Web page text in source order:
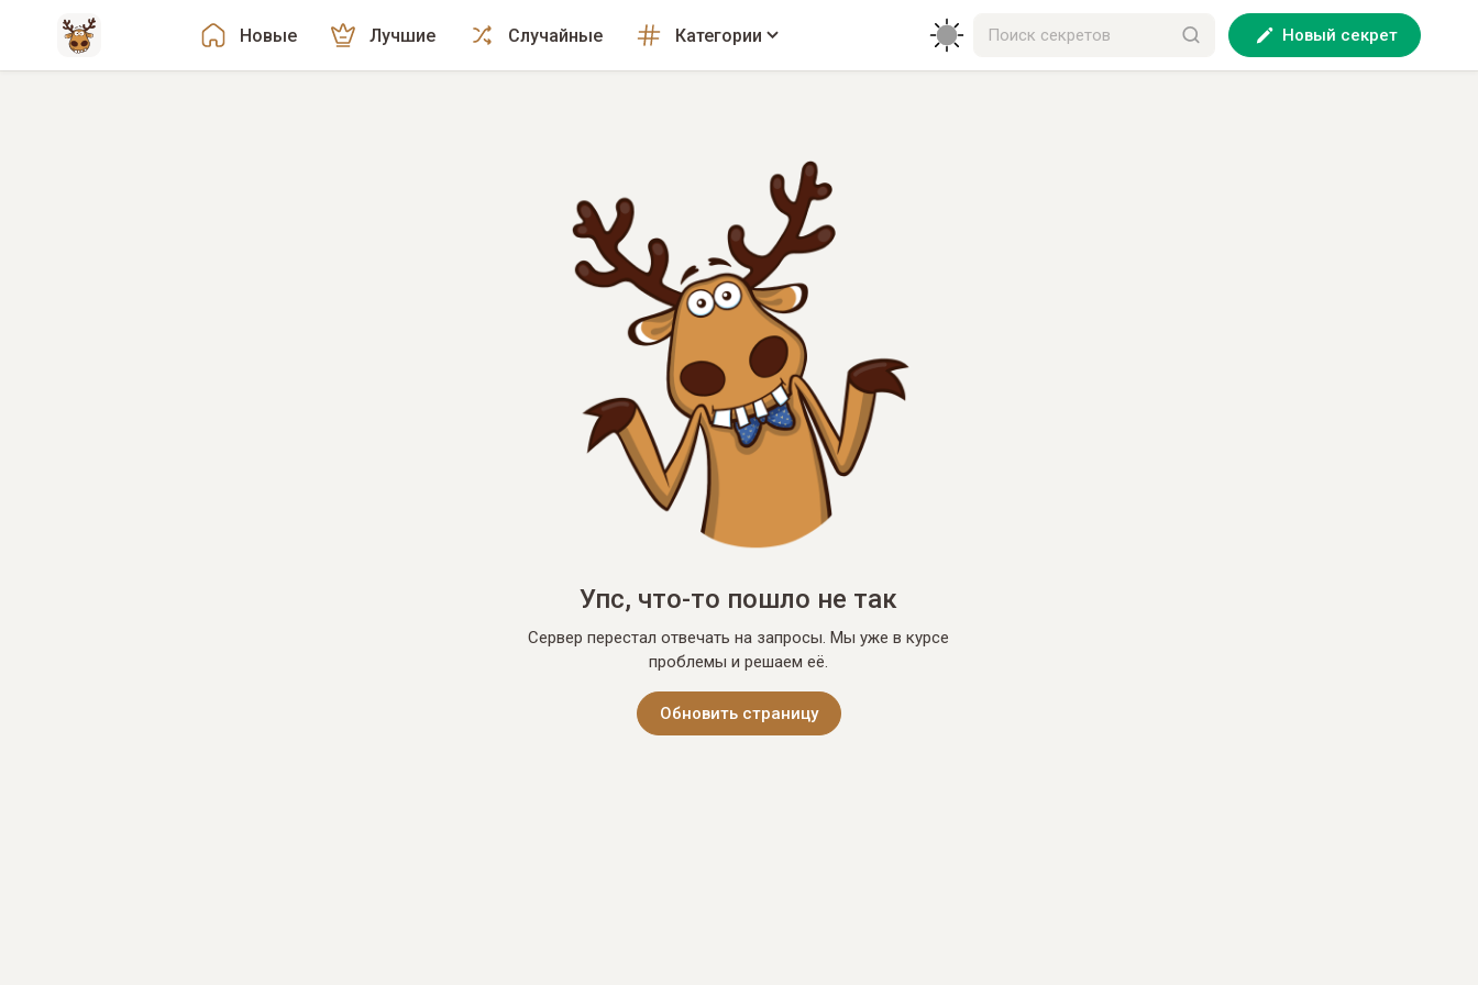
Новые Лучшие Случайные Категории Новый секрет
Упс, что-то пошло не так
Сервер перестал отвечать на запросы. Мы уже в курсе
проблемы и решаем её.
Обновить страницу